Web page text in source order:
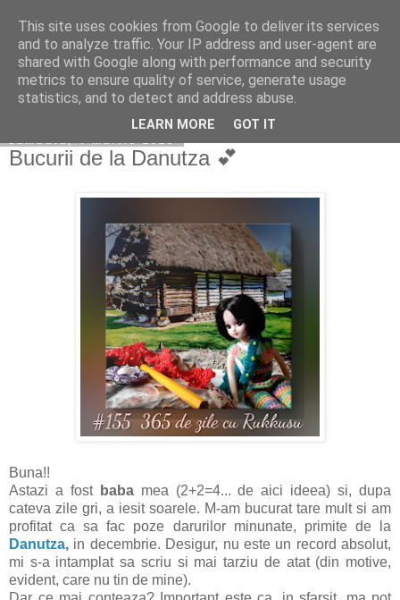
Copilarim
Bucurii de la Danutza 💕
Buna!!
Astazi a fost babamea (2+2=4... de aici ideea) si, dupa
cateva zile gri, a iesit soarele. M-am bucurat tare mult si am
profitat ca sa fac poze darurilor minunate, primite de la
Danutza, in decembrie. Desigur, nu este un record absolut,
mi s-a intamplat sa scriu si mai tarziu de atat (din motive,
evident, care nu tin de mine).
This site uses cookies from Google to deliver its services
and to analyze traffic. Your IP address and user-agent are
shared with Google along with performance and security
metrics to ensure quality of service, generate usage
statistics, and to detect and address abuse.
LEARN MORE GOT IT